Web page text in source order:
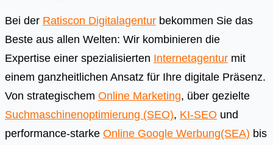
Bei der Ratiscon Digitalagentur bekommen Sie das
Beste aus allen Welten: Wir kombinieren die
Expertise einer spezialisierten Internetagentur mit
einem ganzheitlichen Ansatz für Ihre digitale Präsenz.
Von strategischem Online Marketing, über gezielte
Suchmaschinenoptimierung (SEO), KI-SEO und
performance-starke Online Google Werbung(SEA) bis